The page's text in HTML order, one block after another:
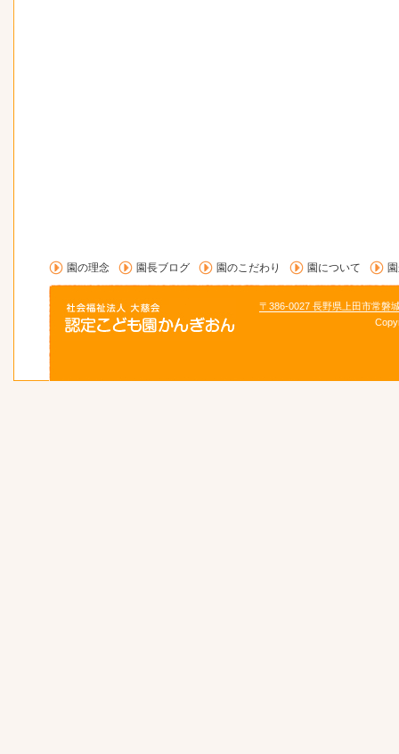
園の理念 園長ブログ 園のこだわり 園について
〒386-0027 長野県上田市常磐